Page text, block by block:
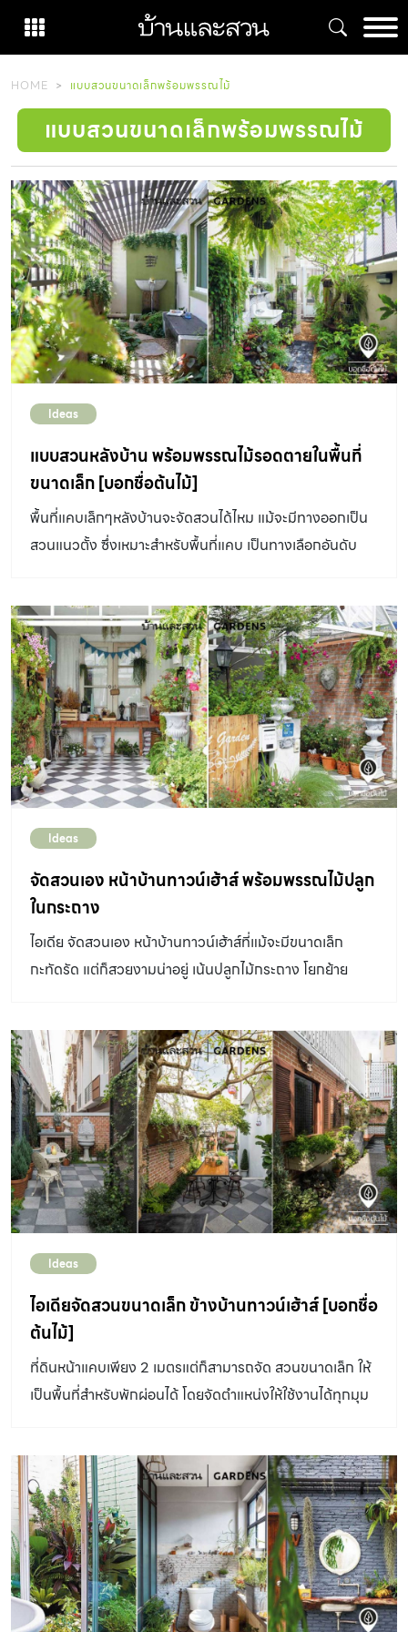
content
HOME แบบสวนขนาดเล็กพร้อมพรรณไม้
แบบสวนขนาดเล็กพร้อมพรรณไม้
Ideas
แบบสวนหลังบ้าน พร้อมพรรณไม้รอดตายในพื้นที่
ขนาดเล็ก [บอกชื่อต้นไม้]
พื้นที่แคบเล็กๆหลังบ้านจะจัดสวนได้ไหม แม้จะมีทางออกเป็น
สวนแนวตั้ง ซึ่งเหมาะสำหรับพื้นที่แคบ เป็นทางเลือกอันดับ
แวดล้อมที่เหมาะสมให้ต้นไม้ในสวนเติบโต ทั้งแสงแดดที่ส่อง
ถึงอย่างจำกัด แบบสวนหลังบ้าน จึงไม่ได้จำกัดแค่สวนแนว
ตั้งเท่านั้น อีกหนึ่งทางออกของสวนพื้นที่่แคบหลังบ้านคือการ
เลือกพรรณไม้ที่สามารถอยู่ได้ในที่ร่ม แดดรำไร แต่หากมุมหลัง
บ้านมีแสงส่องถึงอย่างเพียงพอ รวมถึงมีความชื้นพอเหมาะ ก็
จะเป็นการง่ายในการจัดสวนแนวตั้ง ดูแบบสวนแนวตั้งอื่นๆ
อย่างที่บอกว่า แบบสวนหลังบ้าน ไม่ได้ทำได้แค่สวนแนวตั้ง
น้อยนิด ไม่ว่าจะเป็นการจัดพื้นที่สำหรับใช้งานให้เป็นส่วนซัก
ล้าง มุมสวนครัว หรือแม้แต่มุมนั่งเล่นสำหรับพักผ่อนอย่าง
เป็นส่วนตัว ไปดูไอเดียแบบสวนหลังบ้านพร้อมพรรณไม้
สำหรับตกแต่งกันเลย 1. เปลี่ยนส่วนซักล้างให้เขียวชวนมอง
(คลิกต้นไม้ดูชื่อ) 2.ล้อมสวนหลังบ้านให้เป็นพื้นที่ส่วนตัว
(คลิกต้นไม้ดูชื่อ) 3.ระเบียงเล็กๆ กับสวนแนวตั้ง (คลิกต้นไม้ดู
5.ดูแลง่ายสไตล์วินเทจ (คลิกต้นไม้ดูชื่อ) 6.เชื่อมต่อกับมุมนั่ง
เล่น (คลิกต้นไม้ดูชื่อ) ดูไอเดียจัดสวนข้างบ้านพื้นที่แคบเล็ก ดู
ไอเดียจัดสวนหน้าทาวน์เฮ้าส์
Ideas
จัดสวนเอง หน้าบ้านทาวน์เฮ้าส์ พร้อมพรรณไม้ปลูก
ในกระถาง
ไอเดีย จัดสวนเอง หน้าบ้านทาวน์เฮ้าส์ที่แม้จะมีขนาดเล็ก
กะทัดรัด แต่ก็สวยงามน่าอยู่ เน้นปลูกไม้กระถาง โยกย้าย
Ideas
ไอเดียจัดสวนขนาดเล็ก ข้างบ้านทาวน์เฮ้าส์ [บอกชื่อ
ต้นไม้]
ที่ดินหน้าแคบเพียง 2 เมตรแต่ก็สามารถจัด สวนขนาดเล็ก ให้
เป็นพื้นที่สำหรับพักผ่อนได้ โดยจัดตำแหน่งให้ใช้งานได้ทุกมุม